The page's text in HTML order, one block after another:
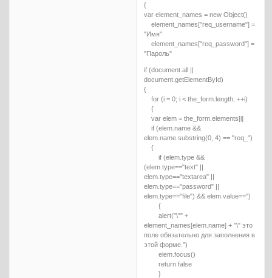
{
var element_names = new Object()
element_names["req_username"] =
"Имя"
element_names["req_password"] =
"Пароль"
if (document.all ||
document.getElementById)
{
for (i = 0; i < the_form.length; ++i)
{
var elem = the_form.elements[i]
if (elem.name &&
elem.name.substring(0, 4) == "req_")
{
if (elem.type &&
(elem.type=="text" ||
elem.type=="textarea" ||
elem.type=="password" ||
elem.type=="file") && elem.value=='')
{
alert("\"" +
element_names[elem.name] + "\" это
поле обязательно для заполнения в
этой форме.")
elem.focus()
return false
}